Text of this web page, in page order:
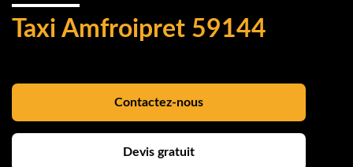
Taxi Amfroipret 59144
Contactez-nous
Devis gratuit